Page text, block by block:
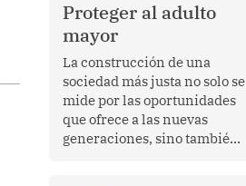
Proteger al adulto
mayor
La construcción de una
sociedad más justa no solo se
mide por las oportunidades
que ofrece a las nuevas
generaciones, sino también